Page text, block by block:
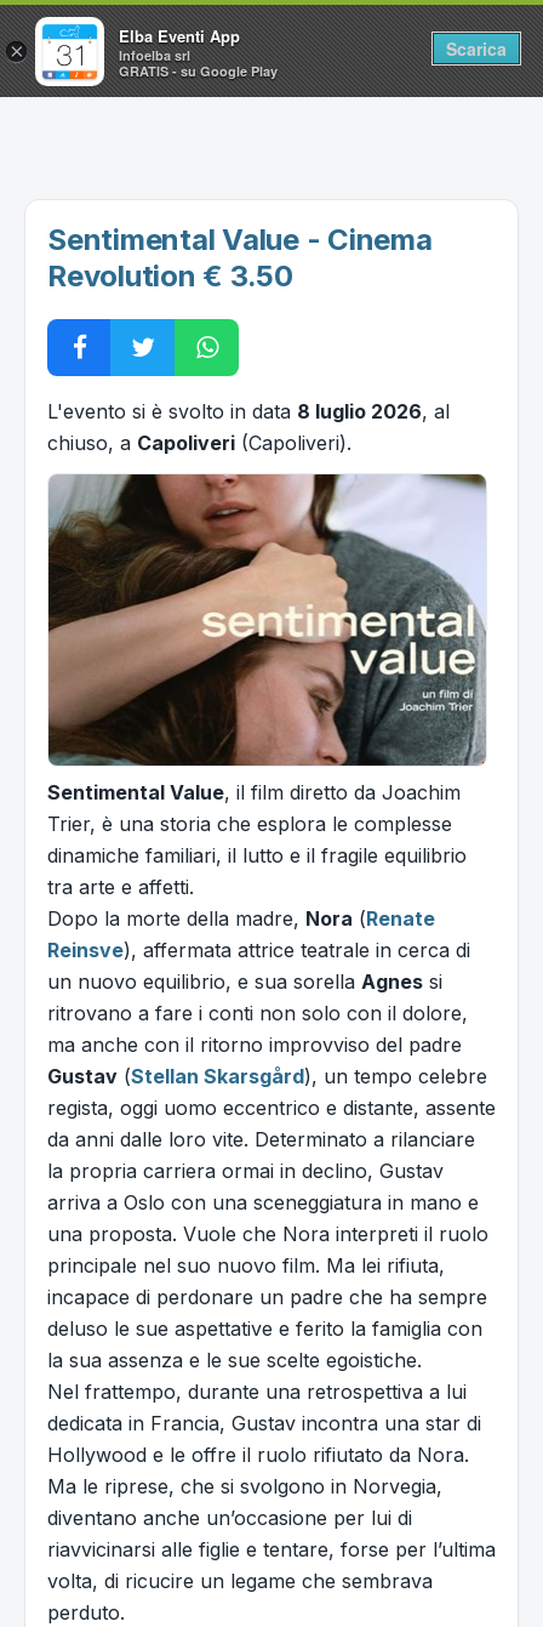
Home
Utilità
Vacanze all'Isola d'Elba
Sentimental Value - Cinema
Revolution € 3.50
L'evento si è svolto in data 8 luglio 2026, al
chiuso, a Capoliveri (Capoliveri).
Sentimental Value, il film diretto da Joachim
Trier, è una storia che esplora le complesse
dinamiche familiari, il lutto e il fragile equilibrio
tra arte e affetti.
Dopo la morte della madre, Nora (Renate
Reinsve), affermata attrice teatrale in cerca di
un nuovo equilibrio, e sua sorella Agnes si
ritrovano a fare i conti non solo con il dolore,
ma anche con il ritorno improvviso del padre
Gustav (Stellan Skarsgård), un tempo celebre
regista, oggi uomo eccentrico e distante, assente
da anni dalle loro vite. Determinato a rilanciare
la propria carriera ormai in declino, Gustav
arriva a Oslo con una sceneggiatura in mano e
una proposta. Vuole che Nora interpreti il ruolo
principale nel suo nuovo film. Ma lei rifiuta,
incapace di perdonare un padre che ha sempre
deluso le sue aspettative e ferito la famiglia con
la sua assenza e le sue scelte egoistiche.
Nel frattempo, durante una retrospettiva a lui
dedicata in Francia, Gustav incontra una star di
Hollywood e le offre il ruolo rifiutato da Nora.
Ma le riprese, che si svolgono in Norvegia,
diventano anche un’occasione per lui di
riavvicinarsi alle figlie e tentare, forse per l’ultima
volta, di ricucire un legame che sembrava
perduto.
×
Elba Eventi App
Infoelba srl
GRATIS - su Google Play
Scarica